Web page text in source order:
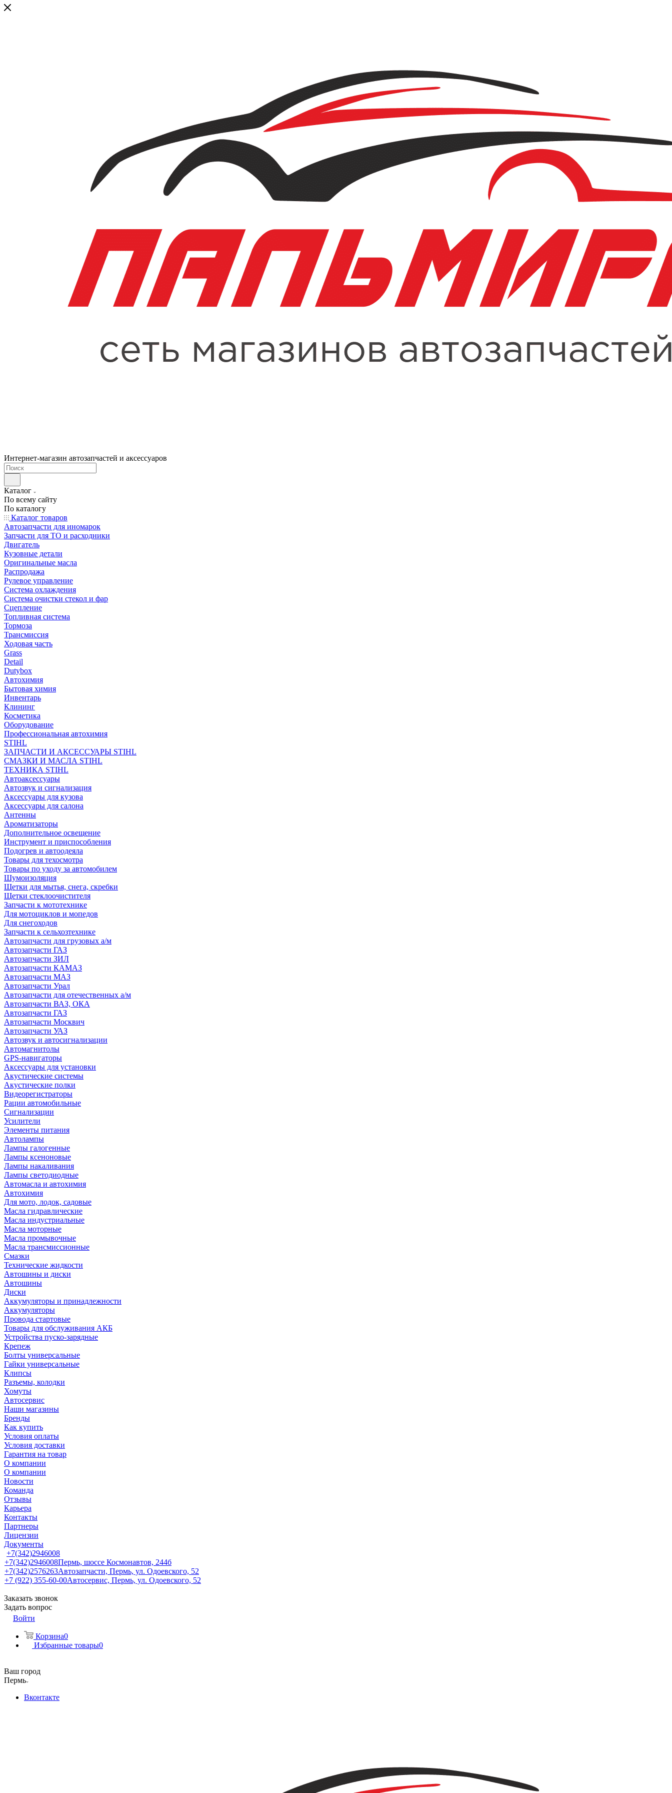
Интернет-магазин автозапчастей и аксессуаров
Каталог
По всему сайту
По каталогу
Каталог товаров
Автозапчасти для иномарок
Запчасти для ТО и расходники
Двигатель
Кузовные детали
Оригинальные масла
Распродажа
Рулевое управление
Система охлаждения
Система очистки стекол и фар
Сцепление
Топливная система
Тормоза
Трансмиссия
Ходовая часть
Grass
Detail
Dutybox
Автохимия
Бытовая химия
Инвентарь
Клининг
Косметика
Оборудование
Профессиональная автохимия
STIHL
ЗАПЧАСТИ И АКСЕССУАРЫ STIHL
СМАЗКИ И МАСЛА STIHL
ТЕХНИКА STIHL
Автоаксессуары
Автозвук и сигнализация
Аксессуары для кузова
Аксессуары для салона
Антенны
Ароматизаторы
Дополнительное освещение
Инструмент и приспособления
Подогрев и автоодеяла
Товары для техосмотра
Товары по уходу за автомобилем
Шумоизоляция
Щетки для мытья, снега, скребки
Щетки стеклоочистителя
Запчасти к мототехнике
Для мотоциклов и мопедов
Для снегоходов
Запчасти к сельхозтехнике
Автозапчасти для грузовых а/м
Автозапчасти ГАЗ
Автозапчасти ЗИЛ
Автозапчасти КАМАЗ
Автозапчасти МАЗ
Автозапчасти Урал
Автозапчасти для отечественных а/м
Автозапчасти ВАЗ, ОКА
Автозапчасти ГАЗ
Автозапчасти Москвич
Автозапчасти УАЗ
Автозвук и автосигнализации
Автомагнитолы
GPS-навигаторы
Аксессуары для установки
Акустические системы
Акустические полки
Видеорегистраторы
Рации автомобильные
Сигнализации
Усилители
Элементы питания
Автолампы
Лампы галогенные
Лампы ксеноновые
Лампы накаливания
Лампы светодиодные
Автомасла и автохимия
Автохимия
Для мото, лодок, садовые
Масла гидравлические
Масла индустриальные
Масла моторные
Масла промывочные
Масла трансмиссионные
Смазки
Технические жидкости
Автошины и диски
Автошины
Диски
Аккумуляторы и принадлежности
Аккумуляторы
Провода стартовые
Товары для обслуживания АКБ
Устройства пуско-зарядные
Крепеж
Болты универсальные
Гайки универсальные
Клипсы
Разъемы, колодки
Хомуты
Автосервис
Наши магазины
Бренды
Как купить
Условия оплаты
Условия доставки
Гарантия на товар
О компании
О компании
Новости
Команда
Отзывы
Карьера
Контакты
Партнеры
Лицензии
Документы
+7(342)2946008
+7(342)2946008Пермь, шоссе Космонавтов, 244б
+7(342)2576263Автозапчасти, Пермь, ул. Одоевского, 52
+7 (922) 355-60-00Автосервис, Пермь, ул. Одоевского, 52
Заказать звонок
Задать вопрос
Войти
Корзина0
Избранные товары0
Ваш город
Пермь
Вконтакте